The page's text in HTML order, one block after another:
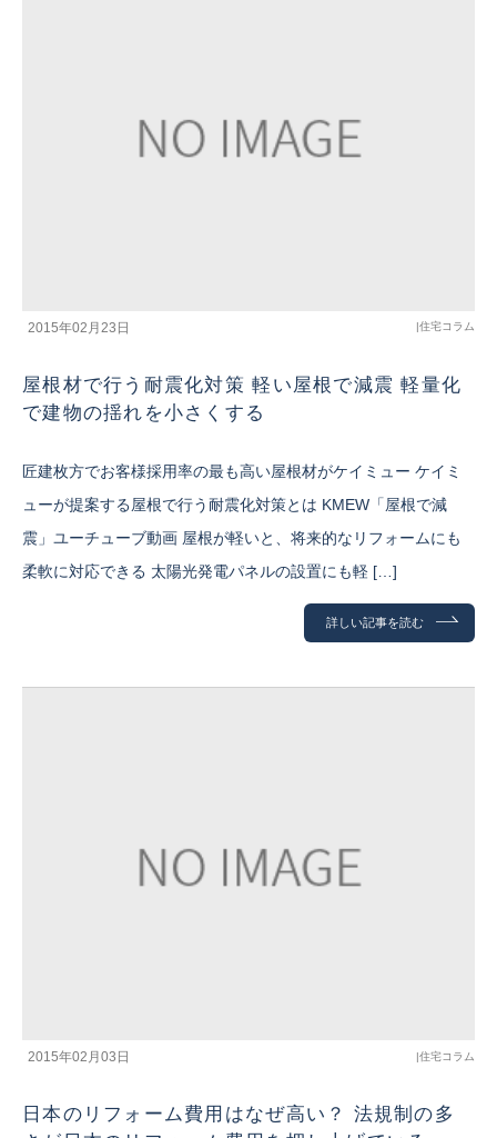
2015年02月23日 住宅コラム
屋根材で行う耐震化対策 軽い屋根で減震 軽量化
で建物の揺れを小さくする
匠建枚方でお客様採用率の最も高い屋根材がケイミュー ケイミ
ューが提案する屋根で行う耐震化対策とは KMEW「屋根で減
震」ユーチューブ動画 屋根が軽いと、将来的なリフォームにも
柔軟に対応できる 太陽光発電パネルの設置にも軽 […]
詳しい記事を読む
2015年02月03日 |住宅コラム
日本のリフォーム費用はなぜ高い？ 法規制の多